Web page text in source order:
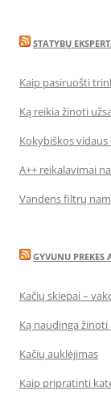
STATYBŲ
Kaip pasiruošti
Ką reikia žinoti
Kokybiškos
A++ reikalavimai
Vandens filtrų
GYVUNU PREKES
Kačių skiepai –
Ką naudinga žinoti
Kačių auklėjimas
Kaip pripratinti